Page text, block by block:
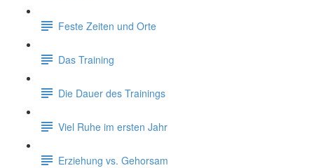
Feste Zeiten und Orte
Das Training
Die Dauer des Trainings
Viel Ruhe im ersten Jahr
Erziehung vs. Gehorsam